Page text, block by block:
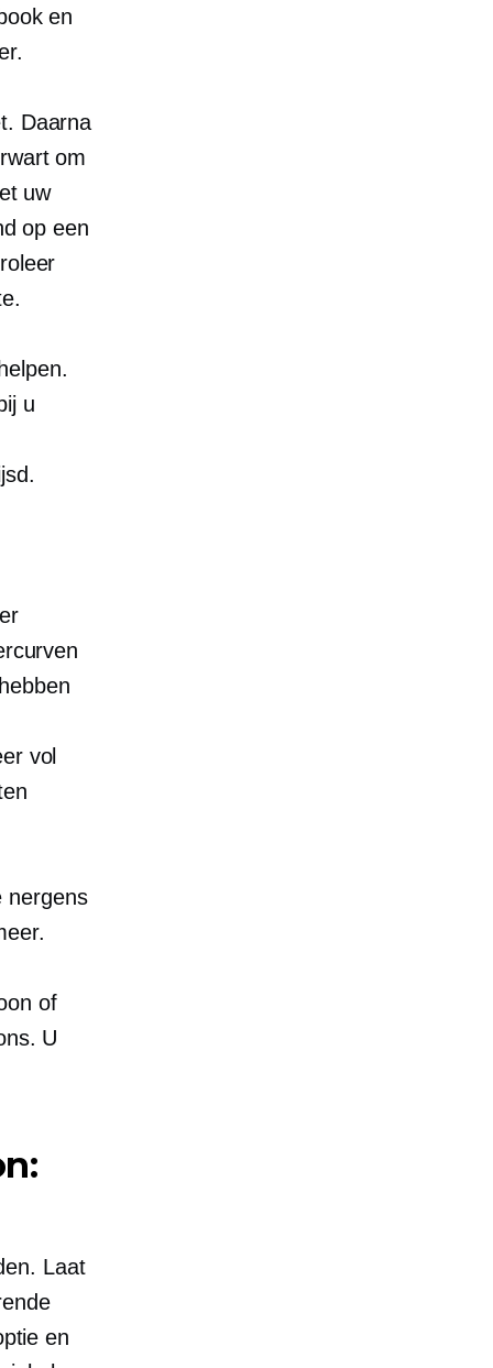
en
Daarna
om
uw
op een
u
vol
nergens
of
U
Laat
en